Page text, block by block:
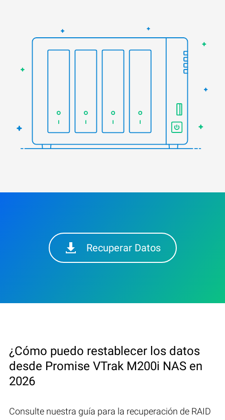
Recuperar Datos
¿Cómo puedo restablecer los datos
desde Promise VTrak M200i NAS en
2026
Consulte nuestra guía para la recuperación de RAID